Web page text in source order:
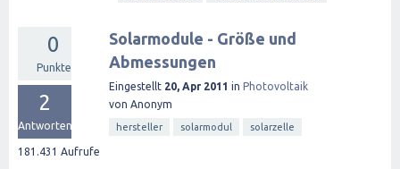
0
Punkte
2
Antworten
181.431 Aufrufe
Solarmodule - Größe und
Abmessungen
Eingestellt 20, Apr 2011 in Photovoltaik
von Anonym
hersteller solarmodul solarzelle